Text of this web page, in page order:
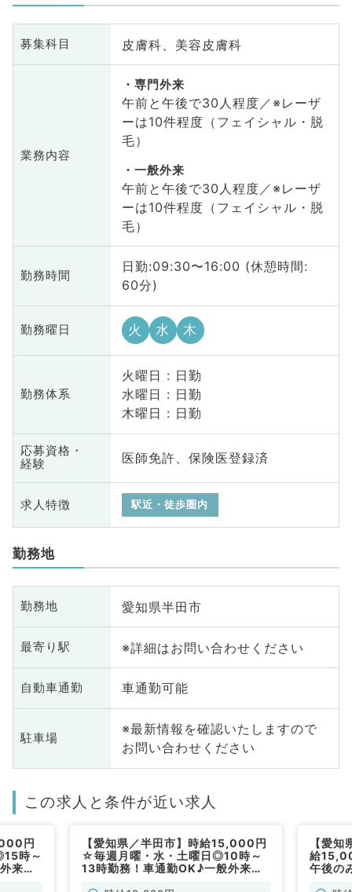
募集科目 皮膚科、美容皮膚科
業務内容
専門外来
午前と午後で30人程度／※レーザ
ーは10件程度（フェイシャル・脱
毛）
一般外来
午前と午後で30人程度／※レーザ
ーは10件程度（フェイシャル・脱
毛）
勤務時間
日勤:09:30〜16:00 (休憩時間:
60分)
勤務曜日 火 水 木
勤務体系
火曜日 : 日勤
水曜日 : 日勤
木曜日 : 日勤
応募資格・
経験
医師免許、保険医登録済
求人特徴 駅近・徒歩圏内
勤務地
勤務地 愛知県半田市
最寄り駅 ※詳細はお問い合わせください
自動車通勤 車通勤可能
駐車場
※最新情報を確認いたしますので
お問い合わせください
この求人と条件が近い求人
円
時～
来の
【愛知県／半田市】時給15,000円
☆毎週月曜・水・土曜日◎10時～
13時勤務！車通勤OK♪一般外来の
【愛
給
午後の